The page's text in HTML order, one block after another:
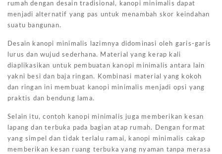
rumah dengan desain tradisional, kanopi minimalis dapat
menjadi alternatif yang pas untuk menambah skor keindahan
suatu bangunan.
Desain kanopi minimalis lazimnya didominasi oleh garis-garis
lurus dan wujud sederhana. Material yang kerap kali
diaplikasikan untuk pembuatan kanopi minimalis antara lain
yakni besi dan baja ringan. Kombinasi material yang kokoh
dan ringan ini membuat kanopi minimalis menjadi opsi yang
praktis dan bendung lama.
Selain itu, contoh kanopi minimalis juga memberikan kesan
lapang dan terbuka pada bagian atap rumah. Dengan format
yang simpel dan tidak terlalu ramai, kanopi minimalis cakap
memberikan kesan ruang terbuka yang nyaman tanpa merasa